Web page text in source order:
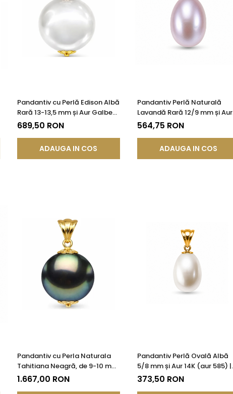
Pandantiv cu Perlă Edison Albă
Rară 13-13,5 mm și Aur Galben
14K (aur 585) | KASKADDA®
689,50 RON
ADAUGA IN COS
Pandantiv Perlă Naturală
Lavandă Rară 12/9 mm și Aur
Galben 14K (aur 585) |
KASKADDA®
564,75 RON
ADAUGA IN COS
Pandantiv cu Perla Naturala
Tahitiana Neagră, de 9-10 mm
si Aur de 14k
1.667,00 RON
Pandantiv Perlă Ovală Albă
5/8 mm și Aur 14K (aur 585) |
KASKADDA®
373,50 RON